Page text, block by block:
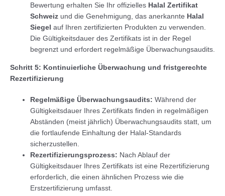
Bewertung erhalten Sie Ihr offizielles Halal Zertifikat
Schweiz und die Genehmigung, das anerkannte Halal
Siegel auf Ihren zertifizierten Produkten zu verwenden.
Die Gültigkeitsdauer des Zertifikats ist in der Regel
begrenzt und erfordert regelmäßige Überwachungsaudits.
Schritt 5: Kontinuierliche Überwachung und fristgerechte
Rezertifizierung
Regelmäßige Überwachungsaudits: Während der
Gültigkeitsdauer Ihres Zertifikats finden in regelmäßigen
Abständen (meist jährlich) Überwachungsaudits statt, um
die fortlaufende Einhaltung der Halal-Standards
sicherzustellen.
Rezertifizierungsprozess: Nach Ablauf der
Gültigkeitsdauer Ihres Zertifikats ist eine Rezertifizierung
erforderlich, die einen ähnlichen Prozess wie die
Erstzertifizierung umfasst.